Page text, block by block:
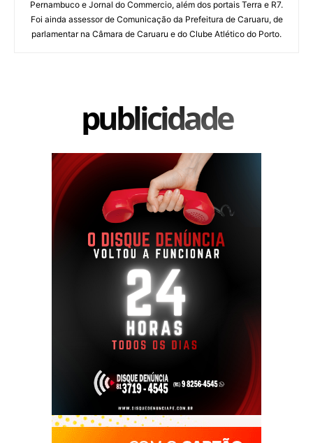
Pernambuco e Jornal do Commercio, além dos portais Terra e R7.
Foi ainda assessor de Comunicação da Prefeitura de Caruaru, de
parlamentar na Câmara de Caruaru e do Clube Atlético do Porto.
publicidade